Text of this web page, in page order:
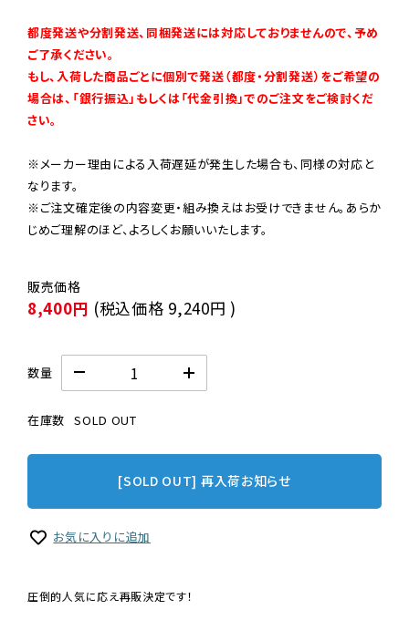
都度発送や分割発送、同梱発送には対応しておりませんので、予め
ご了承ください。
もし、入荷した商品ごとに個別で発送（都度・分割発送）をご希望の
場合は、「銀行振込」もしくは「代金引換」でのご注文をご検討くだ
さい。
※メーカー理由による入荷遅延が発生した場合も、同様の対応と
なります。
※ご注文確定後の内容変更・組み換えはお受けできません。あらか
じめご理解のほど、よろしくお願いいたします。
8,400円 (税込価格 9,240円 )
数量
在庫数 SOLD OUT
[SOLD OUT] 再入荷お知らせ
お気に入りに追加
圧倒的人気に応え再販決定です！